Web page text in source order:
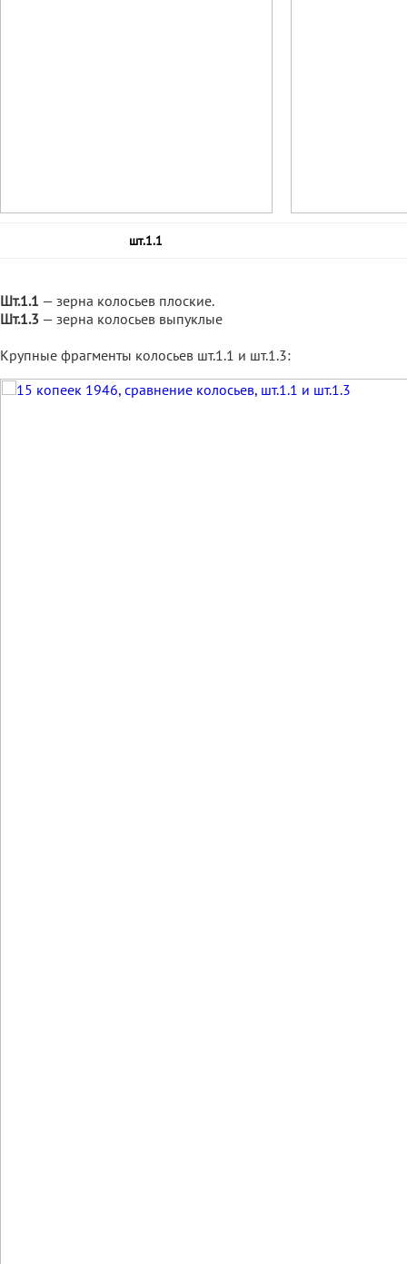
шт.1.1
Шт.1.1 — зерна колосьев плоские.
Шт.1.3 — зерна колосьев выпуклые
Крупные фрагменты колосьев шт.1.1 и шт.1.3: